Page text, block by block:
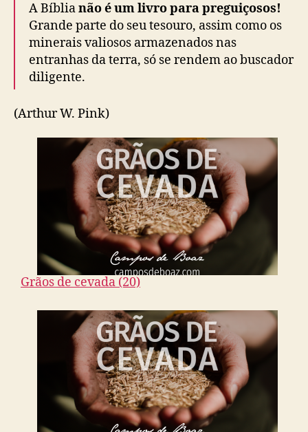
A Bíblianão é um livro para preguiçosos!
Grande parte do seu tesouro, assim como os
minerais valiosos armazenados nas
entranhas da terra, só se rendem ao buscador
diligente.
(Arthur W. Pink)
Grãos de cevada (20)